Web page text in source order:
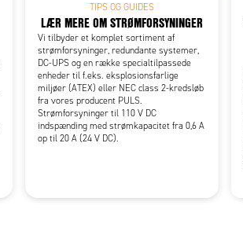
TIPS OG GUIDES
LÆR MERE OM STRØMFORSYNINGER
Vi tilbyder et komplet sortiment af
strømforsyninger, redundante systemer,
DC-UPS og en række specialtilpassede
enheder til f.eks. eksplosionsfarlige
miljøer (ATEX) eller NEC class 2-kredsløb
fra vores producent PULS.
Strømforsyninger til 110 V DC
indspænding med strømkapacitet fra 0,6 A
op til 20 A (24 V DC).